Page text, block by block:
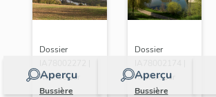
Aperçu
Dossier
Réalisé par
Bussière
Aperçu
Dossier
Réalisé par
Bussière